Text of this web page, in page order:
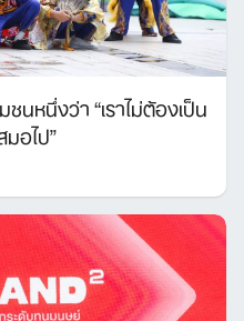
ชนหนึ่งว่า “เราไม่ต้องเป็น
อไป”